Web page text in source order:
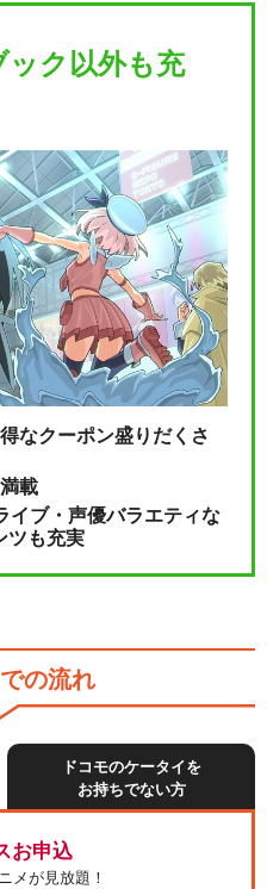
ック以外も充
なクーポン盛りだくさ
載
イブ・声優バラエティな
ツも充実
の流れ
ドコモのケータイを
お持ちでない方
お申込
メが見放題！